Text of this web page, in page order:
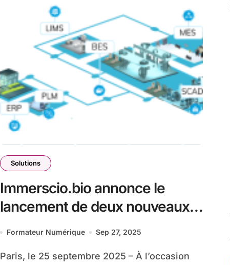
Solutions
Immerscio.bio annonce le
lancement de deux nouveaux
parcours de formation
Formateur Numérique Sep 27, 2025
Paris, le 25 septembre 2025 – À l’occasion